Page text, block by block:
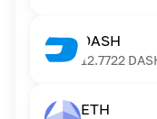
DASH
12.7722
ETH